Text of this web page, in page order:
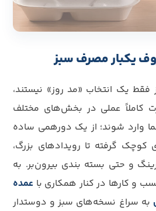
یکبار مصرف سبز
یک انتخاب «مد روز» نیستند،
کاملاً عملی در بخش‌های مختلف
وارد شوند؛ از یک دورهمی ساده
کوچک گرفته تا رویدادهای بزرگ،
و حتی بسته بندی بیرون‌بر. به
و کارها در کنار همکاری با عمده
به سراغ نسخه‌های سبز و دوستدار